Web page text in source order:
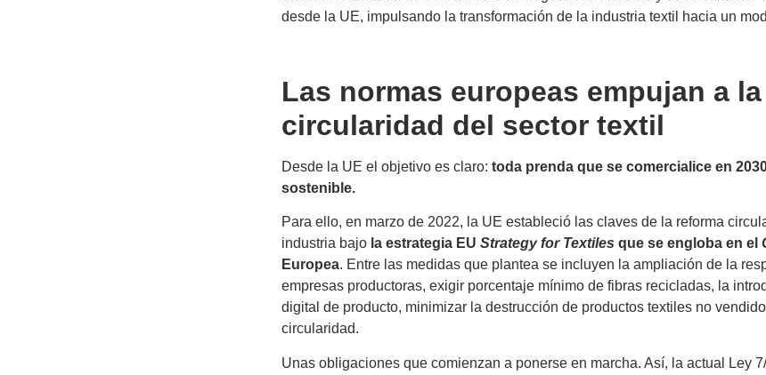
desde la UE, impulsando la transformación de la industria textil hacia un
Las normas europeas empujan a la
circularidad del sector textil
Desde la UE el objetivo es claro: toda prenda que se comercialice en
sostenible.
Para ello, en marzo de 2022, la UE estableció las claves de la reforma
industria bajo la estrategia EU Strategy for Textiles que se engloba en el
Europea. Entre las medidas que plantea se incluyen la ampliación de la
empresas productoras, exigir porcentaje mínimo de fibras recicladas, la
digital de producto, minimizar la destrucción de productos textiles no
circularidad.
Unas obligaciones que comienzan a ponerse en marcha. Así, la actual
Ley